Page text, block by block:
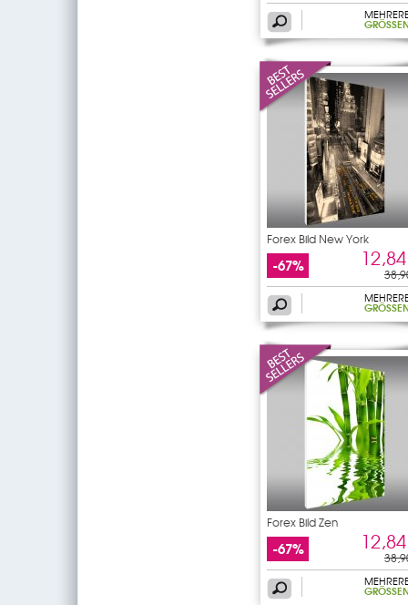
GRÖSSEN
Forex Bild New York
-67%
GRÖSSEN
Forex Bild Zen
-67%
GRÖSSEN